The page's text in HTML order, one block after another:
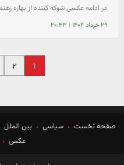
در ادامه عکسی شوکه کننده از بهاره
۲۹ خرداد ۱۴۰۲ | ۲۰:۴۳
۱ ۲
صفحه نخست سیاسی بین الملل
عکس